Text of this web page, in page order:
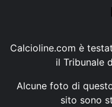
Calcioline.com è
il Tribunale
Alcune foto di
sito sono